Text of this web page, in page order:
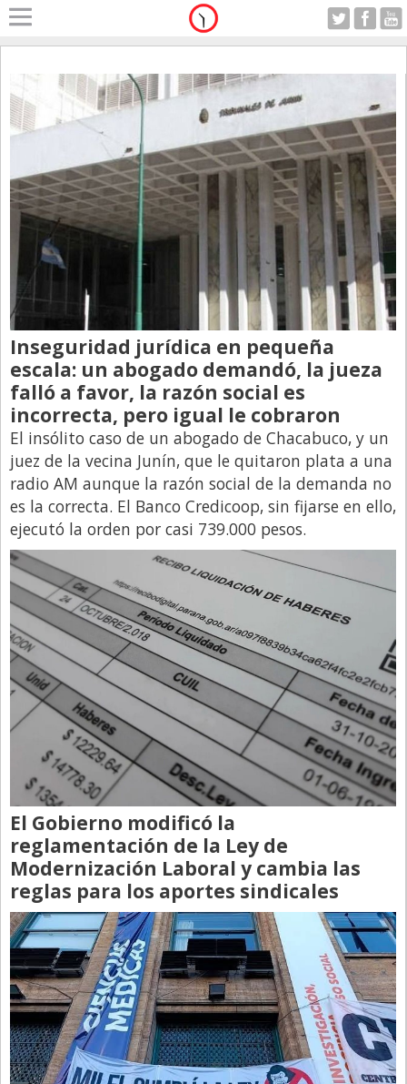
Home
A Motor
Alerta
Campo
Carrera & Emprendedores
Club House
Coleccionistas
Con Estilo
De Bolsillo
Diarios de Argentina
Diarios del Mundo
Directivos
Ecología y Ambiente
Economía
El Experto
El Innovador
El Precio Que Yo Ví
Entrevista
Entrevista Exclusiva
Finanzas
Gastronomia
Internacionales
La Opinión del Director
Legales
Libro de Quejas
Medios
Millonarios
Minuto Lanzamiento
Negocios
Opinion
País
Política
Inseguridad jurídica en pequeña
escala: un abogado demandó, la jueza
falló a favor, la razón social es
incorrecta, pero igual le cobraron
El insólito caso de un abogado de Chacabuco, y un
juez de la vecina Junín, que le quitaron plata a una
radio AM aunque la razón social de la demanda no
es la correcta. El Banco Credicoop, sin fijarse en ello,
ejecutó la orden por casi 739.000 pesos.
El Gobierno modificó la
reglamentación de la Ley de
Modernización Laboral y cambia las
reglas para los aportes sindicales